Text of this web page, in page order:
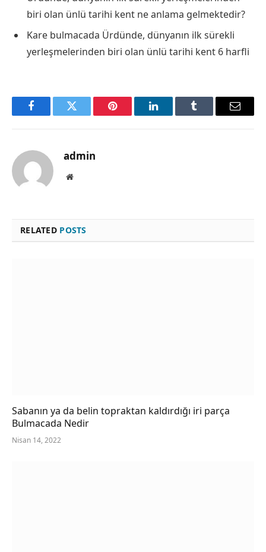
biri olan ünlü tarihi kent ne anlama gelmektedir?
Kare bulmacada Ürdünde, dünyanın ilk sürekli
yerleşmelerinden biri olan ünlü tarihi kent 6 harfli
FacebookTwitter Pinterest LinkedInTumblr Email
admin
Website
RELATED POSTS
Sabanın ya da belin topraktan kaldırdığı iri parça
Bulmacada Nedir
Nisan 14, 2022